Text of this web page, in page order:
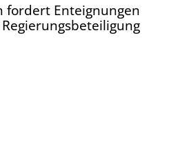
fordert Enteignungen